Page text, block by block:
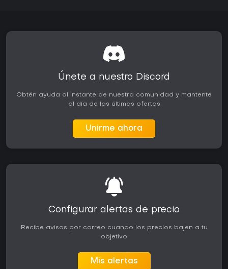
Únete a nuestro Discord
Obtén ayuda al instante de nuestra comunidad y mantente
al día de las últimas ofertas
Unirme ahora
Configurar alertas de precio
Recibe avisos por correo cuando los precios bajen a tu
objetivo
Mis alertas